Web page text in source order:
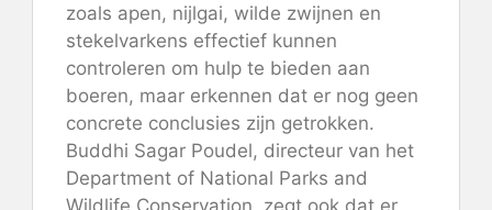
zoals apen, nijlgai, wilde zwijnen en
stekelvarkens effectief kunnen
controleren om hulp te bieden aan
boeren, maar erkennen dat er nog geen
concrete conclusies zijn getrokken.
Buddhi Sagar Poudel, directeur van het
Department of National Parks and